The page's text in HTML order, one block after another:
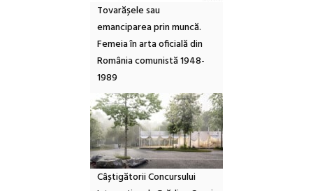
Tovarășele sau
emanciparea prin muncă.
Femeia în arta oficială din
România comunistă 1948-
1989
Câștigătorii Concursului